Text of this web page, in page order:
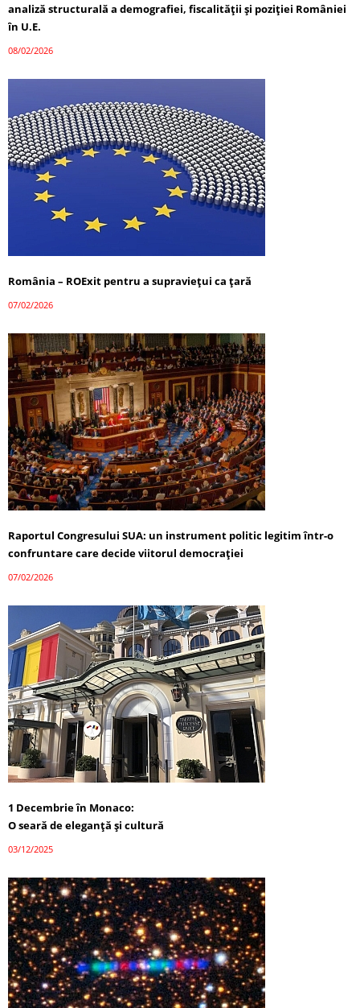
analiză structurală a demografiei, fiscalității și poziției României
în U.E.
08/02/2026
România – ROExit pentru a supraviețui ca țară
07/02/2026
Raportul Congresului SUA: un instrument politic legitim într-o
confruntare care decide viitorul democrației
07/02/2026
1 Decembrie în Monaco:
O seară de eleganță și cultură
03/12/2025